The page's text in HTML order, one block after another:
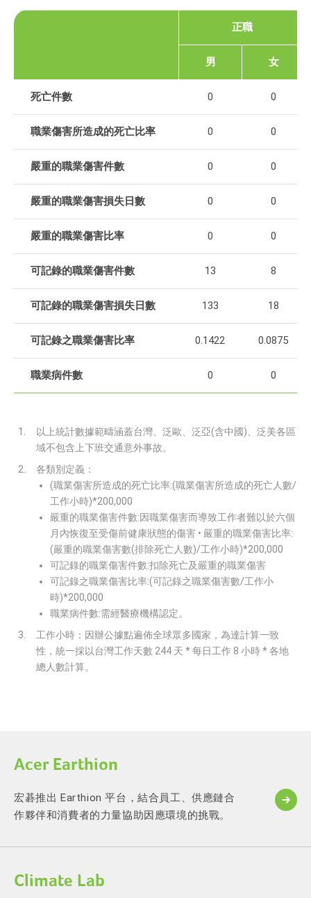
正職
男 女
死亡件數 0 0
職業傷害所造成的死亡比率 0 0
嚴重的職業傷害件數 0 0
嚴重的職業傷害損失日數 0 0
嚴重的職業傷害比率 0 0
可記錄的職業傷害件數 13 8
可記錄的職業傷害損失日數 133 18
可記錄之職業傷害比率 0.1422 0.0875
職業病件數 0 0
以上統計數據範疇涵蓋台灣、泛歐、泛亞(含中國)、泛美各區
域不包含上下班交通意外事故。
各類別定義：
(職業傷害所造成的死亡比率:(職業傷害所造成的死亡人數/
工作小時)*200,000
嚴重的職業傷害件數:因職業傷害而導致工作者難以於六個
月內恢復至受傷前健康狀態的傷害 • 嚴重的職業傷害比率:
(嚴重的職業傷害數(排除死亡人數)/工作小時)*200,000
可記錄的職業傷害件數:扣除死亡及嚴重的職業傷害
可記錄之職業傷害比率:(可記錄之職業傷害數/工作小
時)*200,000
職業病件數:需經醫療機構認定。
工作小時：因辦公據點遍佈全球眾多國家，為達計算一致
性，統一採以台灣工作天數 244 天 * 每日工作 8 小時 * 各地
總人數計算。
Acer Earthion
宏碁推出 Earthion 平台，結合員工、供應鏈合
作夥伴和消費者的力量協助因應環境的挑戰。
Climate Lab